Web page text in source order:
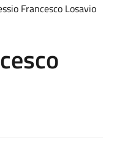
Francesco Losavio